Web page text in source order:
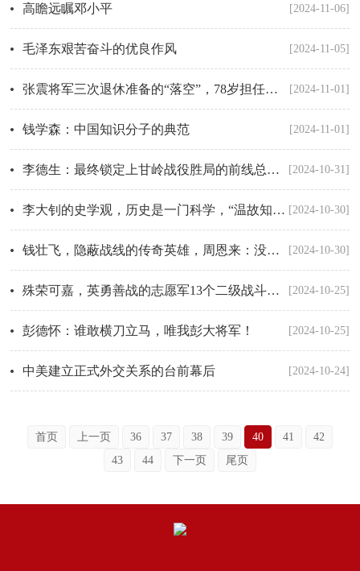
高瞻远瞩邓小平 [2024-11-06]
毛泽东艰苦奋斗的优良作风 [2024-11-05]
张震将军三次退休准备的“落空”，78岁担任中央军委副主席 [2024-11-01]
钱学森：中国知识分子的典范 [2024-11-01]
李德生：最终锁定上甘岭战役胜局的前线总指挥 [2024-10-31]
李大钊的史学观，历史是一门科学，“温故知新”与“知新温故” [2024-10-30]
钱壮飞，隐蔽战线的传奇英雄，周恩来：没有他，我们这些人都会死在国民党反动派手里 [2024-10-30]
殊荣可嘉，英勇善战的志愿军13个二级战斗英雄连 [2024-10-25]
彭德怀：谁敢横刀立马，唯我彭大将军！ [2024-10-25]
中美建立正式外交关系的台前幕后 [2024-10-24]
首页 上一页 36 37 38 39 40 41
42
43
44 下一页 尾页